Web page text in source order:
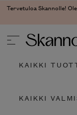
Tervetuloa Skannolle!
Type 2 or more
KAIKKI
KAIKKI